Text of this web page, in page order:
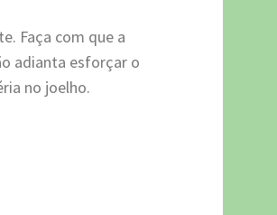
Faça com que a
adianta esforçar o
no joelho.